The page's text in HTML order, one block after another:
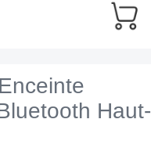
Haut-